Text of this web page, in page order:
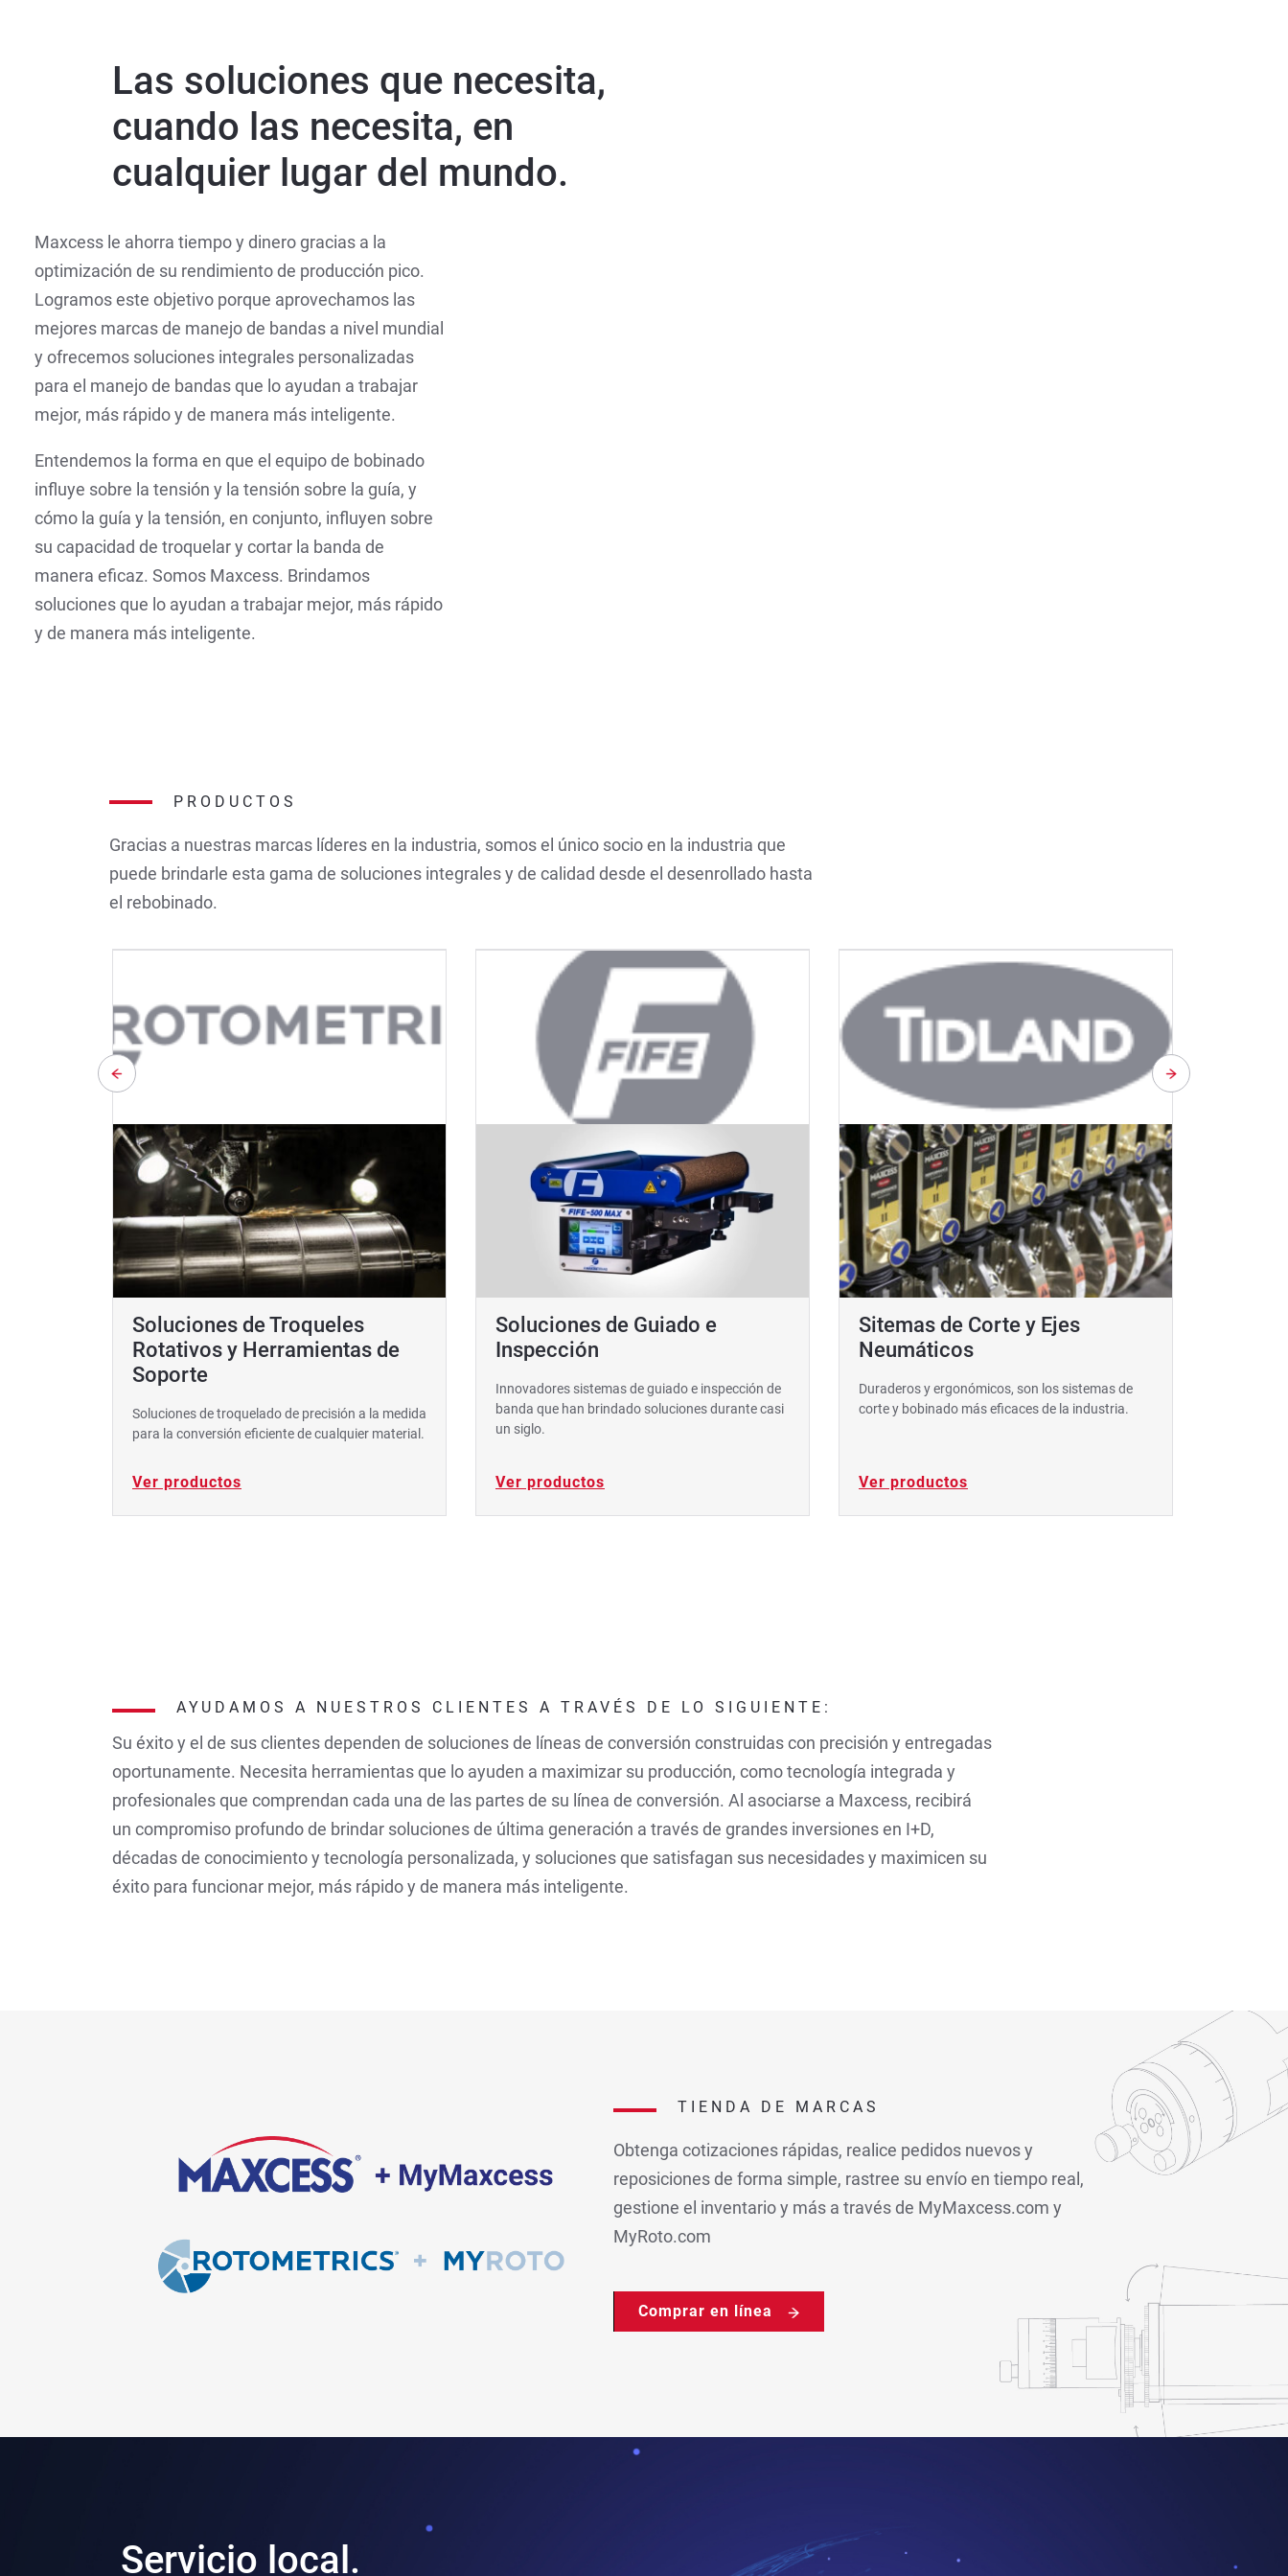
Las soluciones que necesita,
cuando las necesita, en
cualquier lugar del mundo.
Maxcess le ahorra tiempo y dinero gracias a la
optimización de su rendimiento de producción pico.
Logramos este objetivo porque aprovechamos las
mejores marcas de manejo de bandas a nivel mundial
y ofrecemos soluciones integrales personalizadas
para el manejo de bandas que lo ayudan a trabajar
mejor, más rápido y de manera más inteligente.
Entendemos la forma en que el equipo de bobinado
influye sobre la tensión y la tensión sobre la guía, y
cómo la guía y la tensión, en conjunto, influyen sobre
su capacidad de troquelar y cortar la banda de
manera eficaz. Somos Maxcess. Brindamos
soluciones que lo ayudan a trabajar mejor, más rápido
y de manera más inteligente.
PRODUCTOS
Gracias a nuestras marcas líderes en la industria, somos el único socio en la industria que
puede brindarle esta gama de soluciones integrales y de calidad desde el desenrollado hasta
el rebobinado.
Soluciones de Troqueles
Rotativos y Herramientas de
Soporte
Soluciones de troquelado de precisión a la medida
para la conversión eficiente de cualquier material.
Ver productos
Soluciones de Guiado e
Inspección
Innovadores sistemas de guiado e inspección de
banda que han brindado soluciones durante casi
un siglo.
Ver productos
Sitemas de Corte y Ejes
Neumáticos
Duraderos y ergonómicos, son los sistemas de
corte y bobinado más eficaces de la industria.
Ver productos
AYUDAMOS A NUESTROS CLIENTES A TRAVÉS DE LO SIGUIENTE:
Su éxito y el de sus clientes dependen de soluciones de líneas de conversión construidas con precisión y entregadas
oportunamente. Necesita herramientas que lo ayuden a maximizar su producción, como tecnología integrada y
profesionales que comprendan cada una de las partes de su línea de conversión. Al asociarse a Maxcess, recibirá
un compromiso profundo de brindar soluciones de última generación a través de grandes inversiones en I+D,
décadas de conocimiento y tecnología personalizada, y soluciones que satisfagan sus necesidades y maximicen su
éxito para funcionar mejor, más rápido y de manera más inteligente.
TIENDA DE MARCAS
Obtenga cotizaciones rápidas, realice pedidos nuevos y
reposiciones de forma simple, rastree su envío en tiempo real,
gestione el inventario y más a través de MyMaxcess.com y
MyRoto.com
Comprar en línea
Servicio local.